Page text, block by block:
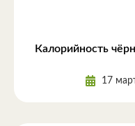
Калорийность
17